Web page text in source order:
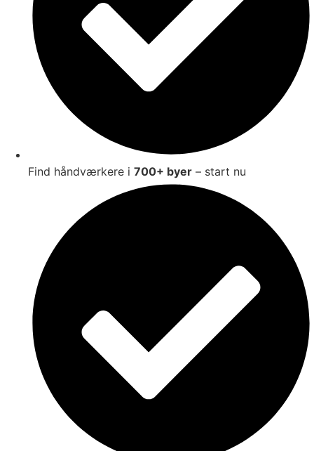
Find håndværkere i 700+ byer – start nu